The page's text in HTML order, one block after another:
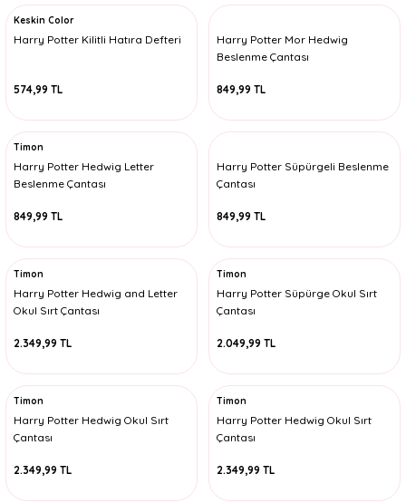
Keskin Color
Harry Potter Kilitli Hatıra Defteri
574,99 TL
Harry Potter Mor Hedwig
Beslenme Çantası
849,99 TL
Timon
Harry Potter Hedwig Letter
Beslenme Çantası
849,99 TL
Harry Potter Süpürgeli Beslenme
Çantası
849,99 TL
Timon
Harry Potter Hedwig and Letter
Okul Sırt Çantası
2.349,99 TL
Timon
Harry Potter Süpürge Okul Sırt
Çantası
2.049,99 TL
Timon
Harry Potter Hedwig Okul Sırt
Çantası
2.349,99 TL
Timon
Harry Potter Hedwig Okul Sırt
Çantası
2.349,99 TL